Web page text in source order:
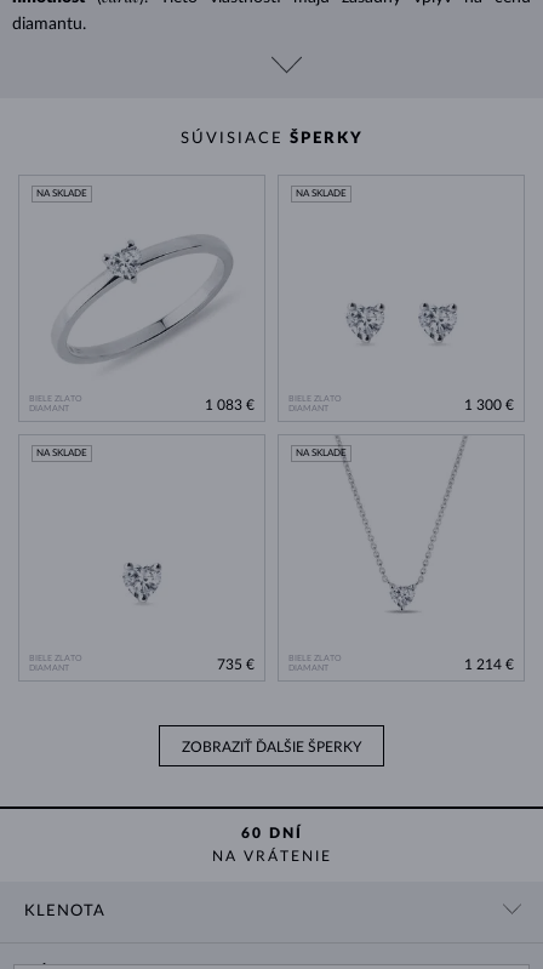
diamantu.
SÚVISIACE ŠPERKY
BIELE ZLATO
DIAMANT
NA SKLADE
1 083 €
BIELE ZLATO
DIAMANT
NA SKLADE
1 300 €
BIELE ZLATO
DIAMANT
NA SKLADE
735 €
BIELE ZLATO
DIAMANT
NA SKLADE
1 214 €
ZOBRAZIŤ ĎALŠIE ŠPERKY
60 DNÍ
NA VRÁTENIE
KLENOTA